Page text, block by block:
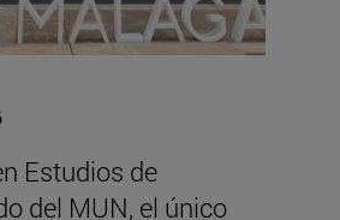
Estudios de
del MUN, el único